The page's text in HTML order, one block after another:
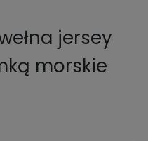
jersey
morskie